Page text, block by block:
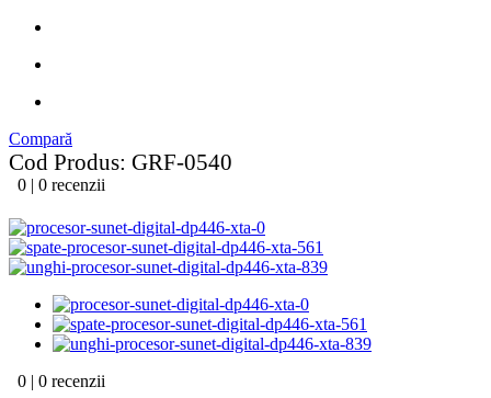
Compară
Cod Produs: GRF-0540
0 | 0 recenzii
0 | 0 recenzii